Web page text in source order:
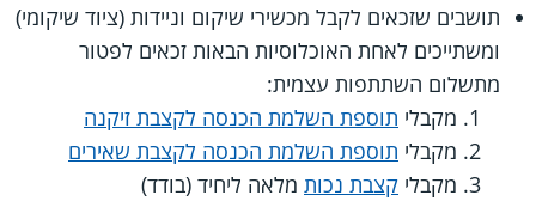
תושבים שזכאים לקבל מכשירי שיקום וניידות (ציוד שיקומי)
ומשתייכים לאחת האוכלוסיות הבאות זכאים לפטור
מתשלום השתתפות עצמית:
מקבלי תוספת השלמת הכנסה לקצבת זיקנה
מקבלי תוספת השלמת הכנסה לקצבת שאירים
מקבלי קצבת נכות מלאה ליחיד (בודד)